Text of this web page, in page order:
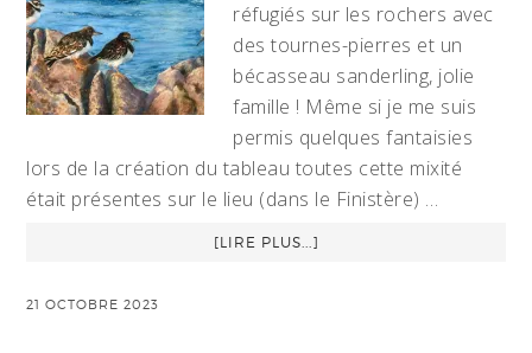
réfugiés sur les rochers avec
des tournes-pierres et un
bécasseau sanderling, jolie
famille ! Même si je me suis
permis quelques fantaisies
lors de la création du tableau toutes cette mixité
était présentes sur le lieu (dans le Finistère) …
[LIRE PLUS...]
21 OCTOBRE 2023